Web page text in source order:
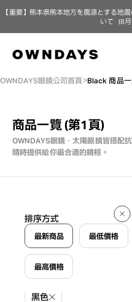
【重要】熊本県熊本地方を震源とする地
いて（8月
OWNDAYS眼鏡公司首頁 Black 商品
商品一覽 (第1頁)
OWNDAYS眼鏡・太陽眼鏡皆搭配
隨時提供給你最合適的鏡框。
156 件
篩選條件
黑色
排序方式
最新商品 最低價格
最高價格